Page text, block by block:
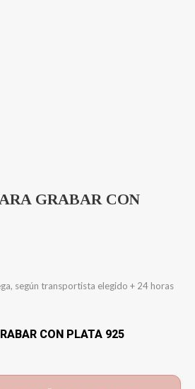
GRABAR CON
según transportista elegido + 24 horas
CON PLATA 925